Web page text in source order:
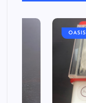
OASIS